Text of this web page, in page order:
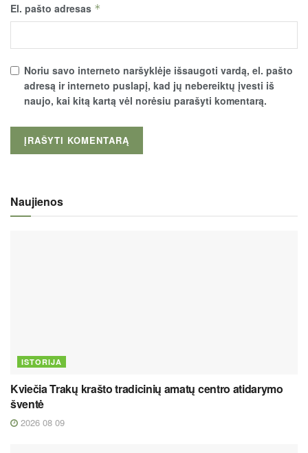
El. pašto adresas *
Noriu savo interneto naršyklėje išsaugoti vardą, el. pašto
adresą ir interneto puslapį, kad jų nebereiktų įvesti iš
naujo, kai kitą kartą vėl norėsiu parašyti komentarą.
Naujienos
ISTORIJA
Kviečia Trakų krašto tradicinių amatų centro atidarymo
šventė
2026 08 09